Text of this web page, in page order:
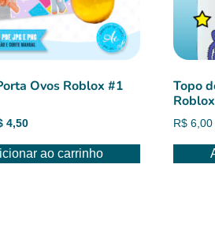
Ovos Roblox #1
4,50O
atualao carrinho
Topo
Roblox
R$ 6,00